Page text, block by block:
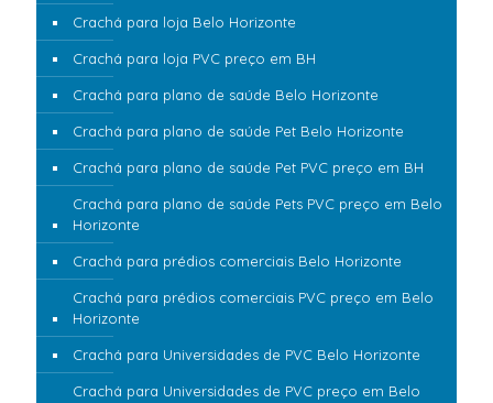
Crachá para loja Belo Horizonte
Crachá para loja PVC preço em BH
Crachá para plano de saúde Belo Horizonte
Crachá para plano de saúde Pet Belo Horizonte
Crachá para plano de saúde Pet PVC preço em BH
Crachá para plano de saúde Pets PVC preço em Belo
Horizonte
Crachá para prédios comerciais Belo Horizonte
Crachá para prédios comerciais PVC preço em Belo
Horizonte
Crachá para Universidades de PVC Belo Horizonte
Crachá para Universidades de PVC preço em Belo